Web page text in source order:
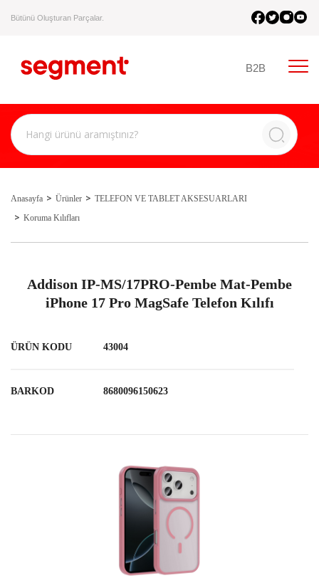
Bütünü Oluşturan Parçalar.
B2B
Anasayfa Ürünler
TELEFON VE TABLET AKSESUARLARI
Koruma Kılıfları
Addison IP-MS/17PRO-Pembe Mat-Pembe
iPhone 17 Pro MagSafe Telefon Kılıfı
ÜRÜN KODU 43004
BARKOD 8680096150623